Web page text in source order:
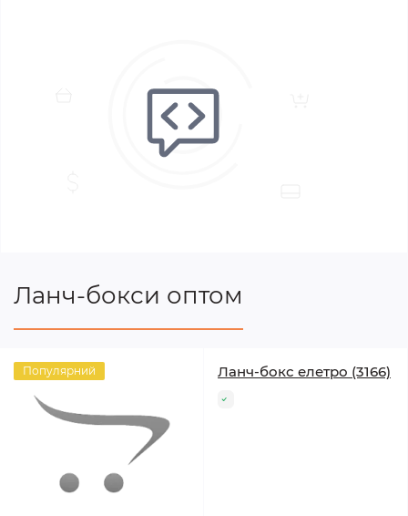
Ланч-бокси оптом
Популярний Ланч-бокс елетро (3166)